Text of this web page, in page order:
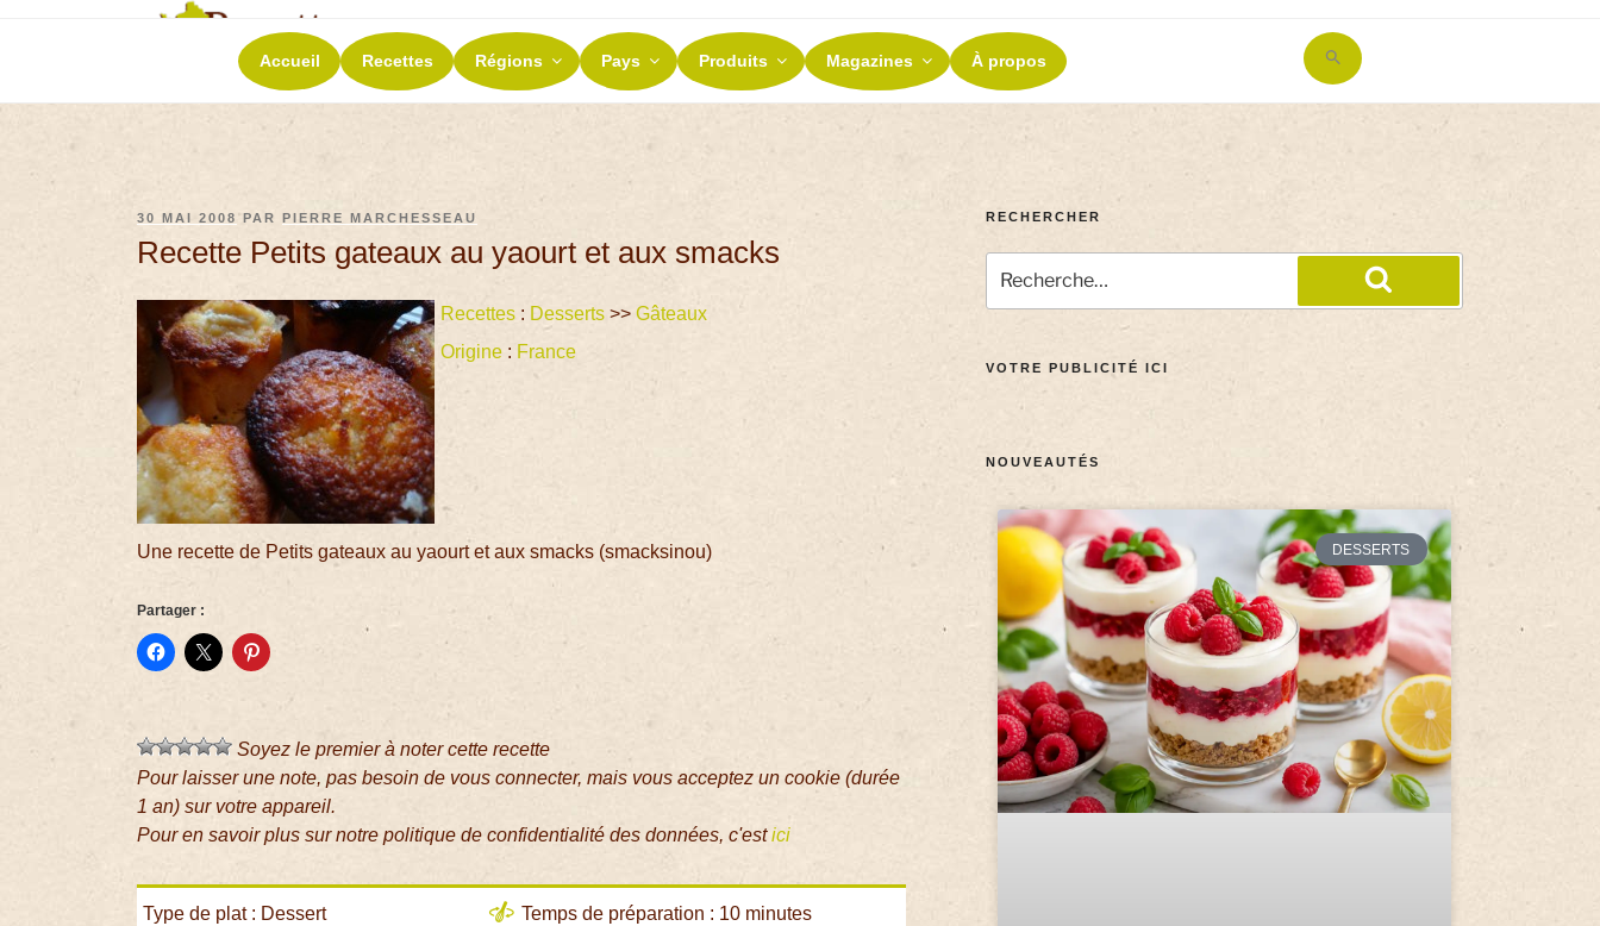
RECETTES ET TERROIRS
La richesse de nos terroirs
Accueil Recettes Régions Pays Produits Magazines À propos
Search
for:
30 MAI 2008 PARPIERRE MARCHESSEAU
Recette Petits gateaux au yaourt et aux smacks
Recettes : Desserts >>Gâteaux
Origine : France
Une recette de Petits gateaux au yaourt et aux smacks (smacksinou)
Partager :
Soyez le premier à noter cette recette
Pour laisser une note, pas besoin de vous connecter, mais vous acceptez un cookie (durée
1 an) sur votre appareil.
Pour en savoir plus sur notre politique de confidentialité des données, c'estici
Type de plat : Dessert
Temps de préparation : 10 minutes
RECHERCHER
VOTRE PUBLICITÉ ICI
NOUVEAUTÉS
DESSERTS